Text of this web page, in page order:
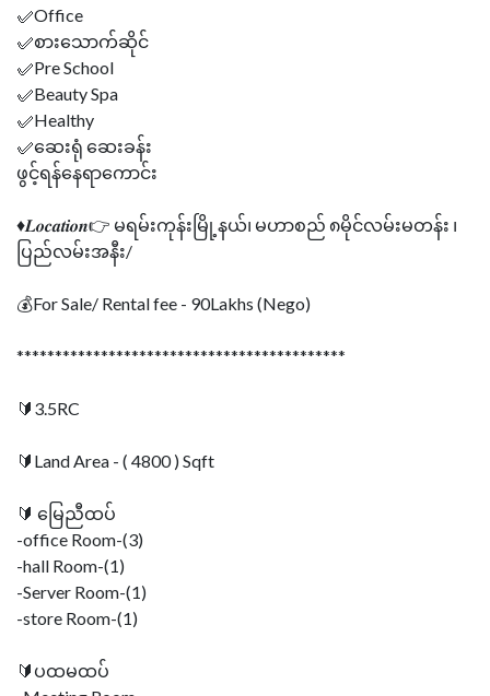
✅Office
✅စားသောက်ဆိုင်
✅Pre School
✅Beauty Spa
✅Healthy
✅ဆေးရုံ ဆေးခန်း
ဖွင့်ရန်နေရာကောင်း
♦𝑳𝒐𝒄𝒂𝒕𝒊𝒐𝒏👉 မရမ်းကုန်းမြို့နယ်၊ မဟာစည် ၈မိုင်လမ်းမတန်း ၊
ပြည်လမ်းအနီး/
💰For Sale/ Rental fee - 90Lakhs (Nego)
*******************************************
🔰3.5RC
🔰Land Area - ( 4800 ) Sqft
🔰 မြေညီထပ်
-office Room-(3)
-hall Room-(1)
-Server Room-(1)
-store Room-(1)
🔰ပထမထပ်